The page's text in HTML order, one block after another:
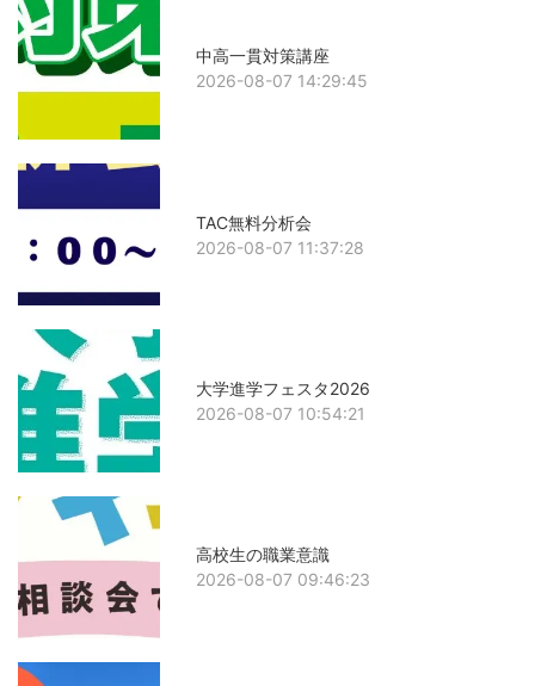
中高一貫対策講座
2026-08-07 14:29:45
TAC無料分析会
2026-08-07 11:37:28
大学進学フェスタ2026
2026-08-07 10:54:21
高校生の職業意識
2026-08-07 09:46:23